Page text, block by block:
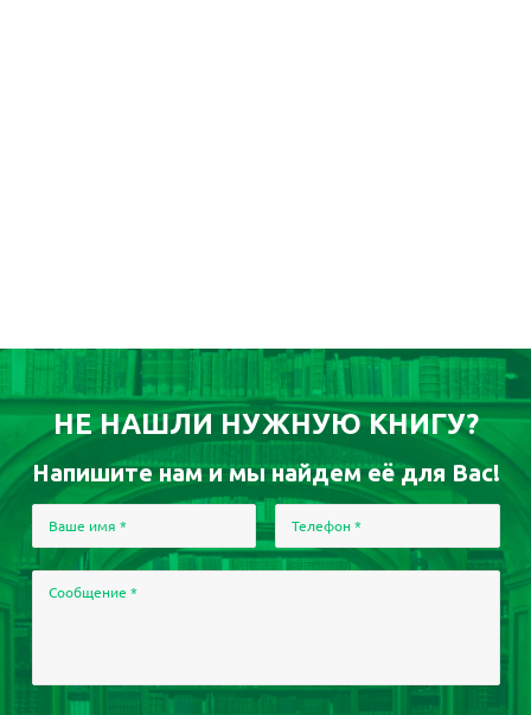
НЕ НАШЛИ НУЖНУЮ КНИГУ?
Напишите нам и мы найдем её для Вас!
Ваше имя * Телефон *
Сообщение *